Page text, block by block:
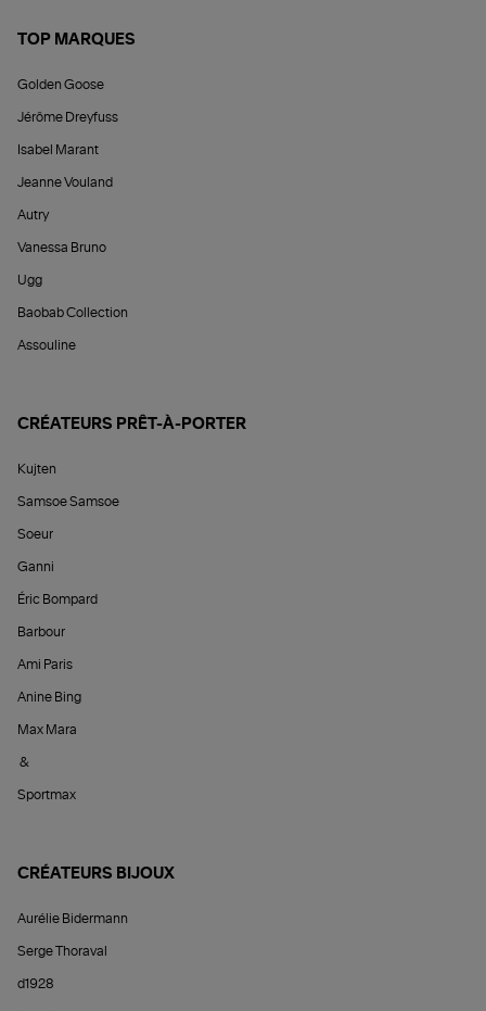
TOP MARQUES
Golden Goose
Jérôme Dreyfuss
Isabel Marant
Jeanne Vouland
Autry
Vanessa Bruno
Ugg
Baobab Collection
Assouline
CRÉATEURS PRÊT-À-PORTER
Kujten
Samsoe Samsoe
Soeur
Ganni
Éric Bompard
Barbour
Ami Paris
Anine Bing
Max Mara
&
Sportmax
CRÉATEURS BIJOUX
Aurélie Bidermann
Serge Thoraval
d1928